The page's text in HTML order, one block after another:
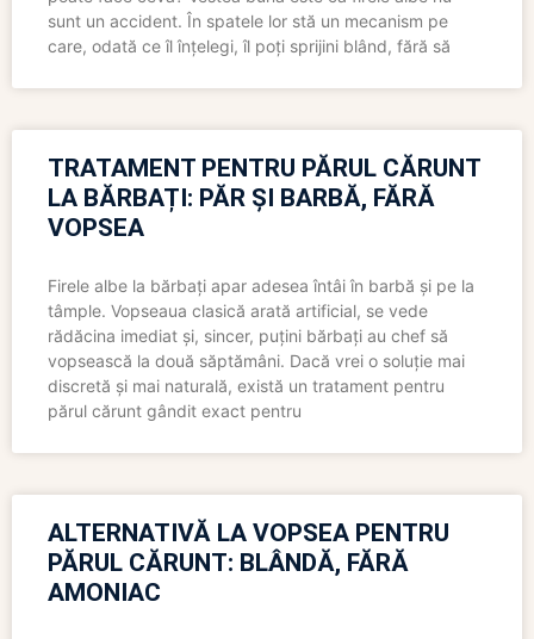
sunt un accident. În spatele lor stă un mecanism pe
care, odată ce îl înțelegi, îl poți sprijini blând, fără să
TRATAMENT PENTRU PĂRUL CĂRUNT
LA BĂRBAȚI: PĂR ȘI BARBĂ, FĂRĂ
VOPSEA
Firele albe la bărbați apar adesea întâi în barbă și pe la
tâmple. Vopseaua clasică arată artificial, se vede
rădăcina imediat și, sincer, puțini bărbați au chef să
vopsească la două săptămâni. Dacă vrei o soluție mai
discretă și mai naturală, există un tratament pentru
părul cărunt gândit exact pentru
ALTERNATIVĂ LA VOPSEA PENTRU
PĂRUL CĂRUNT: BLÂNDĂ, FĂRĂ
AMONIAC